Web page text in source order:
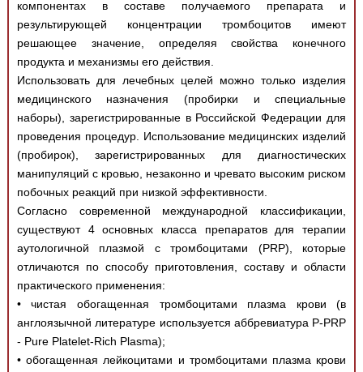
компонентах в составе получаемого препарата и
результирующей концентрации тромбоцитов имеют
решающее значение, определяя свойства конечного
продукта и механизмы его действия.
Использовать для лечебных целей можно только изделия
медицинского назначения (пробирки и специальные
наборы), зарегистрированные в Российской Федерации для
проведения процедур. Использование медицинских изделий
(пробирок), зарегистрированных для диагностических
манипуляций с кровью, незаконно и чревато высоким риском
побочных реакций при низкой эффективности.
Согласно современной международной классификации,
существуют 4 основных класса препаратов для терапии
аутологичной плазмой с тромбоцитами (PRP), которые
отличаются по способу приготовления, составу и области
практического применения:
• чистая обогащенная тромбоцитами плазма крови (в
англоязычной литературе используется аббревиатура P-PRP
- Pure Platelet-Rich Plasma);
• обогащенная лейкоцитами и тромбоцитами плазма крови